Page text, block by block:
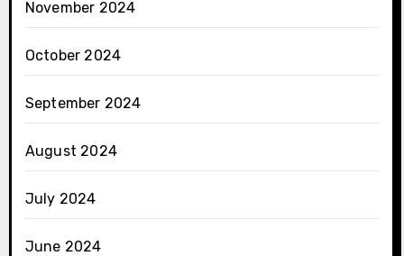
November 2024
October 2024
September 2024
August 2024
July 2024
June 2024